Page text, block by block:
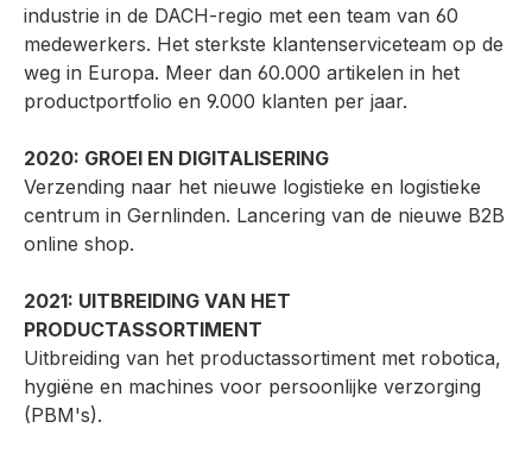
industrie in de DACH-regio met een team van 60
medewerkers. Het sterkste klantenserviceteam op de
weg in Europa. Meer dan 60.000 artikelen in het
productportfolio en 9.000 klanten per jaar.
2020: GROEI EN DIGITALISERING
Verzending naar het nieuwe logistieke en logistieke
centrum in Gernlinden. Lancering van de nieuwe B2B
online shop.
2021: UITBREIDING VAN HET
PRODUCTASSORTIMENT
Uitbreiding van het productassortiment met robotica,
hygiëne en machines voor persoonlijke verzorging
(PBM's).